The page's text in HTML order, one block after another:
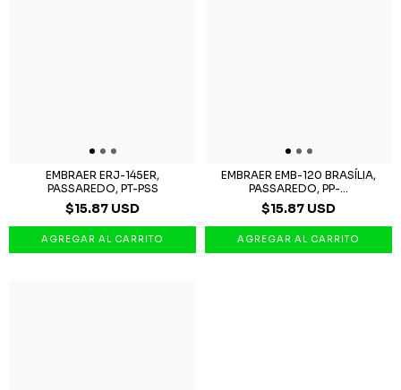
EMBRAER ERJ-145ER,
PASSAREDO, PT-PSS
$15.87 USD
EMBRAER EMB-120 BRASÍLIA,
PASSAREDO, PP-...
$15.87 USD